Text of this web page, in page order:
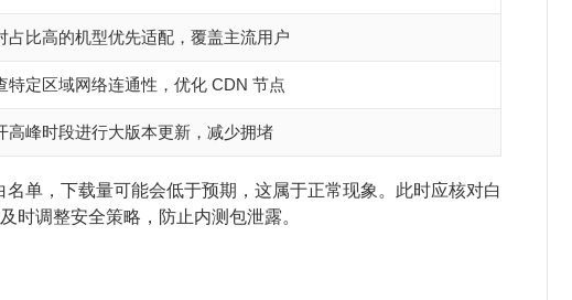
占比高的机型优先适配，覆盖主流用户
特定区域网络连通性，优化 CDN 节点
高峰时段进行大版本更新，减少拥堵
单，下载量可能会低于预期，这属于正常现象。此时应核对白
时调整安全策略，防止内测包泄露。